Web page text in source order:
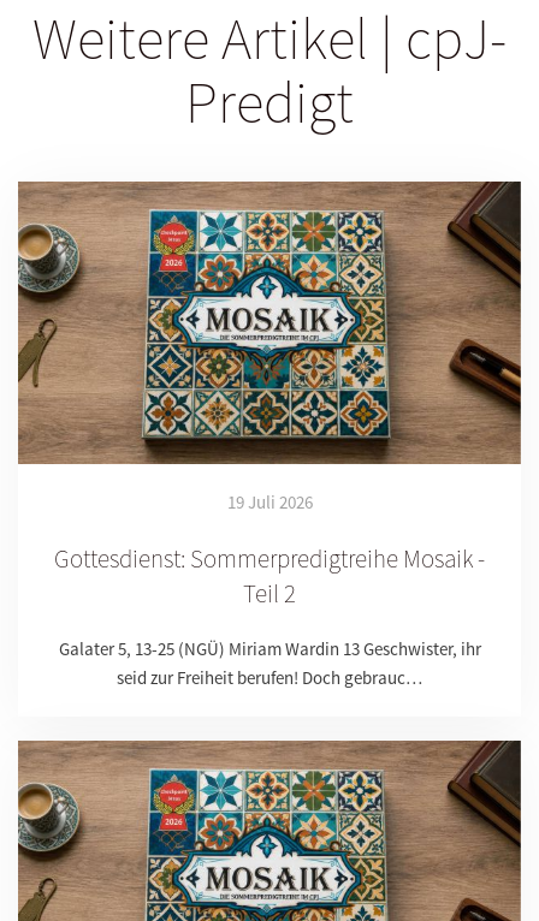
Weitere Artikel | cpJ-
Predigt
19 Juli 2026
Gottesdienst: Sommerpredigtreihe Mosaik -
Teil 2
Galater 5, 13-25 (NGÜ) Miriam Wardin 13 Geschwister, ihr
seid zur Freiheit berufen! Doch gebrauc…